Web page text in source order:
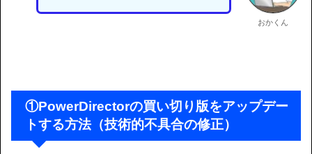
おかくん
①PowerDirectorの買い切り版をアップデー
トする方法（技術的不具合の修正）